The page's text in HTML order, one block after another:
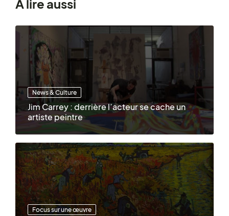
À lire aussi
News & Culture
Jim Carrey : derrière l’acteur se cache un
artiste peintre
Focus sur une œuvre